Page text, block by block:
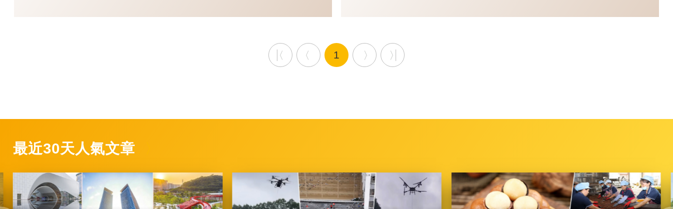
1
最近30天人氣文章